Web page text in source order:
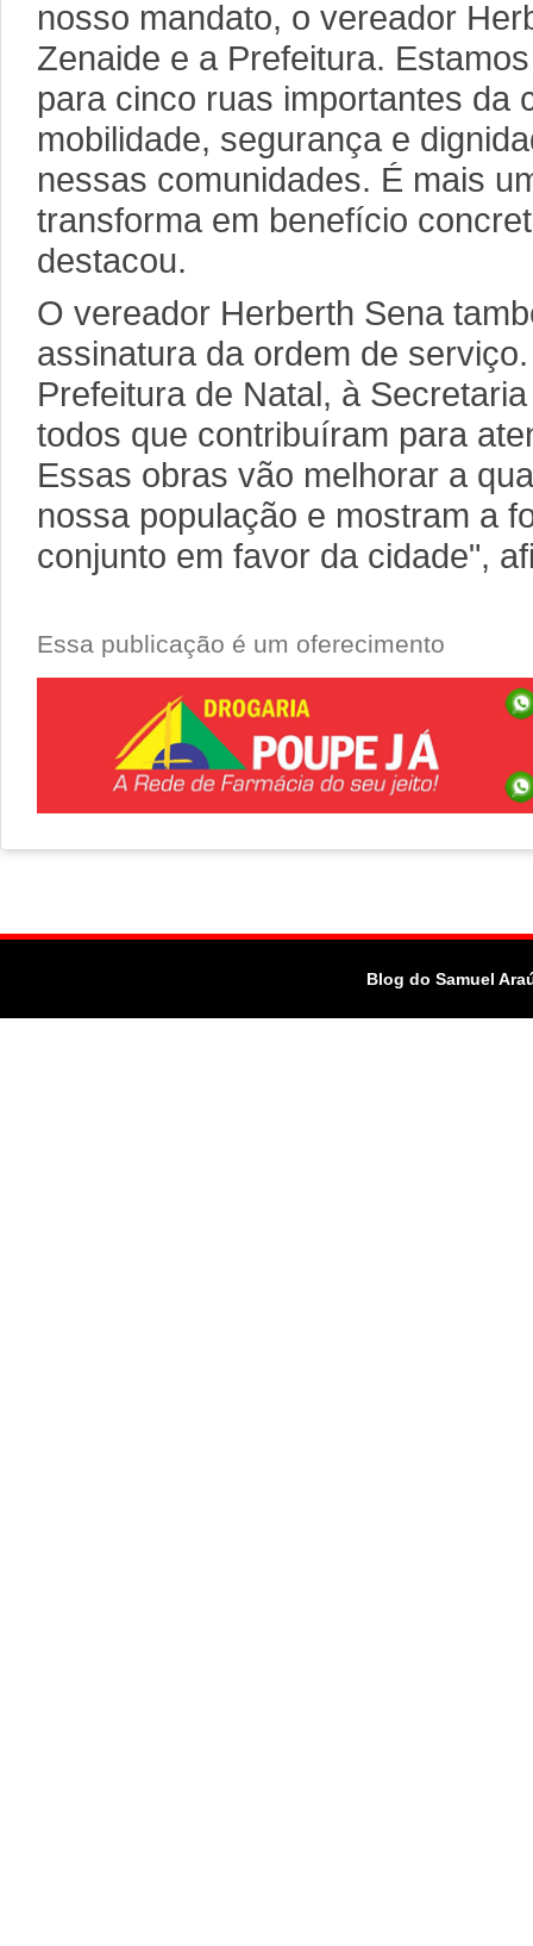
nosso mandato, o vereador
Zenaide e a Prefeitura.
para cinco ruas importantes da
mobilidade, segurança e
nessas comunidades. É mais
transforma em benefício
destacou.
O vereador Herberth Sena
assinatura da ordem de
Prefeitura de Natal, à
todos que contribuíram para
Essas obras vão melhorar a
nossa população e mostram a
conjunto em favor da cidade",
Essa publicação é um oferecimento
Blog do Samuel